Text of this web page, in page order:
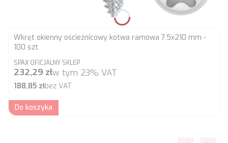
Wkręt okienny ościeżnicowy kotwa ramowa 7,5x210 mm -
100 szt
PRODUCENT
SPAX OFICJALNY SKLEP
Cena brutto
232,29 złw tym 23% VAT
Cena netto
188,85 złbez VAT
Do koszyka